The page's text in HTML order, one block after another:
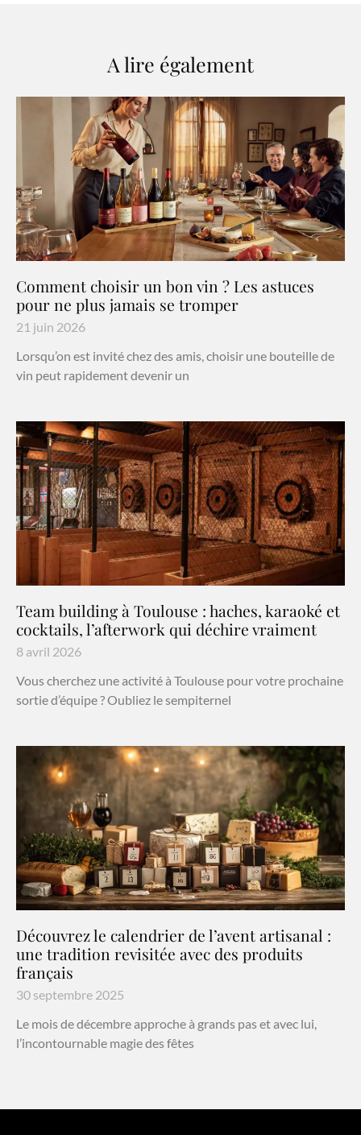
A lire également
Comment choisir un bon vin ? Les astuces
pour ne plus jamais se tromper
21 juin 2026
Lorsqu’on est invité chez des amis, choisir une bouteille de
vin peut rapidement devenir un
Team building à Toulouse : haches, karaoké et
cocktails, l’afterwork qui déchire vraiment
8 avril 2026
Vous cherchez une activité à Toulouse pour votre prochaine
sortie d’équipe ? Oubliez le sempiternel
Découvrez le calendrier de l’avent artisanal :
une tradition revisitée avec des produits
français
30 septembre 2025
Le mois de décembre approche à grands pas et avec lui,
l’incontournable magie des fêtes